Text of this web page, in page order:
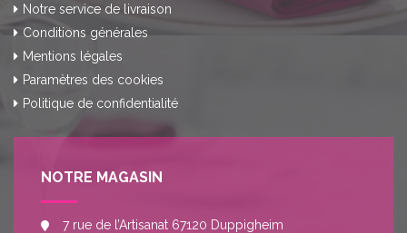
Notre service de livraison
Conditions générales
Mentions légales
Paramètres des cookies
Politique de confidentialité
NOTRE MAGASIN
7 rue de l’Artisanat 67120 Duppigheim